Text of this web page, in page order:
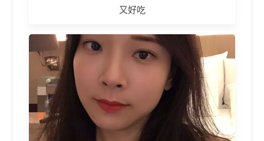
又好吃